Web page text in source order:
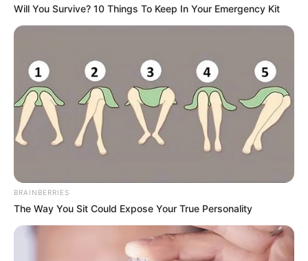
Επιμέλεια
Μαρίνα Βερούση
Δημοσίευση
26/06/2026, 15:23 · 3:23 ΜΜ
Τελευταία ενημέρωση
26/06/2026, 15:23 · 3:23 ΜΜ
Media
Κοινοποίησε άρθρο
newstok.gr στην Google
Will You Survive? 10 Things To Keep In Your Emergency Kit
BRAINBERRIES
The Way You Sit Could Expose Your True Personality